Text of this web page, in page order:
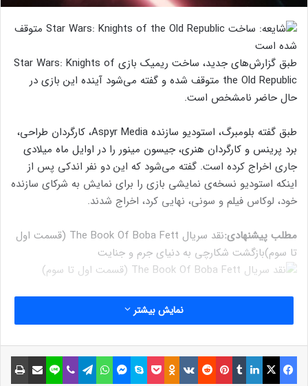
طبق گزارش‌های جدید، ساخت ریمیک بازی Star Wars: Knights of
the Old Republic متوقف شده و گفته می‌شود آینده این بازی در
حال حاضر نامشخص است.
طبق گفته بلومبرگ، استودیو سازنده Aspyr Media، کارگردان طراحی،
برد پرینس و کارگردان هنری، جیسون مینور را در اوایل ماه میلادی
جاری اخراج کرده است. گفته می‌شود که این دو نفر اندکی پس از
اینکه استودیو نسخه‌ی نمایشی بازی را برای نمایش به شرکای سازنده
خود، لوکاس فیلم و سونی، نهایی کرد، اخراج شدند.
مطلب پیشنهادی:
نقد سریال The Book Of Boba Fett (قسمت اول
تا سوم)بازگشت شکارچی به دنیای جرم و جنایت
گفته می‌شود که مدیران استودیو Aspyr در این ماه به کارکنان اطلاع
داده‌اند که نسخه‌ی نمایشی انتظارات داخلی را برآورده نکرده و کار
به دنبال فرصت‌های توسعه یک بازی جدید باشد.
نمایش بیشتر
فیسبوک ایکس لینکداین تامبلر پینتریست Reddit
VKontakte
Odnoklassniki پاکت اسکایپ مسنجر واتس آپ تلگرام وایبر لاین اشتراک گذاری با ایمیل